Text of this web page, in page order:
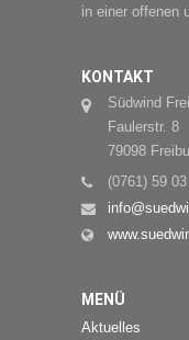
in einer offenen
KONTAKT
Südwind
Faulerstr. 8
79098
(0761) 59
MENÜ
Aktuelles